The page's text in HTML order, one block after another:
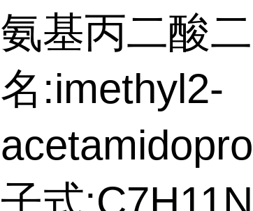
氨基丙二酸
名:imethyl2-
子式